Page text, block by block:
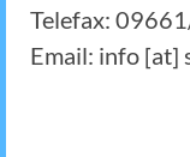
Telefax:
Email: info [at]